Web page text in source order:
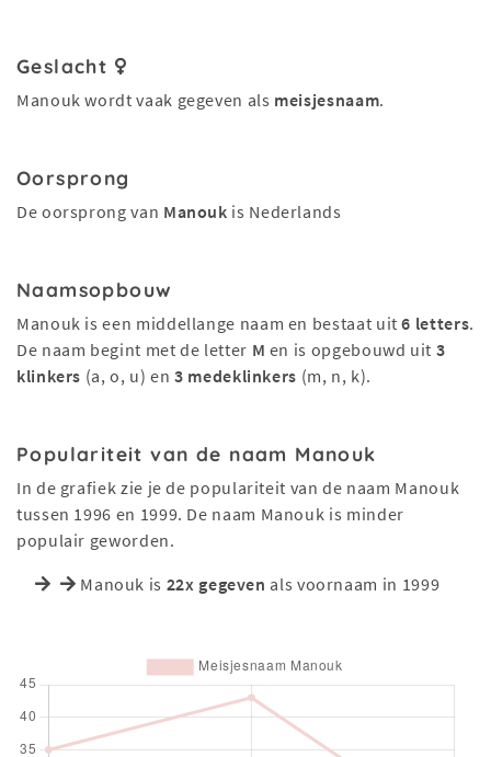
Geslacht
Manouk wordt vaak gegeven als meisjesnaam.
Oorsprong
De oorsprong van Manouk is Nederlands
Naamsopbouw
Manouk is een middellange naam en bestaat uit6 letters.
De naam begint met de letter M en is opgebouwd uit 3
klinkers (a, o, u) en3 medeklinkers (m, n, k).
Populariteit van de naam Manouk
In de grafiek zie je de populariteit van de naam Manouk
tussen 1996 en 1999. De naam Manouk is minder
populair geworden.
Manouk is 22x gegeven als voornaam in 1999